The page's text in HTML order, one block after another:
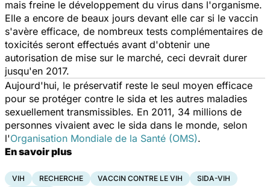
mais freine le développement du virus dans l'organisme.
Elle a encore de beaux jours devant elle car si le vaccin
s'avère efficace, de nombreux tests complémentaires de
toxicités seront effectués avant d'obtenir une
autorisation de mise sur le marché, ceci devrait durer
jusqu'en 2017.
Aujourd'hui, le préservatif reste le seul moyen efficace
pour se protéger contre le sida et les autres maladies
sexuellement transmissibles. En 2011, 34 millions de
personnes vivaient avec le sida dans le monde, selon
l'Organisation Mondiale de la Santé (OMS).
En savoir plus
VIH RECHERCHE VACCIN CONTRE LE VIH
SIDA-VIH